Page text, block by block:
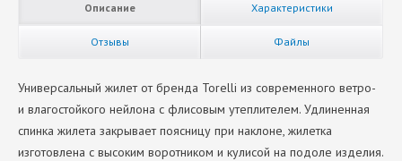
Описание Характеристики
Отзывы Файлы
Универсальный жилет от бренда Torelli из современного ветро-
и влагостойкого нейлона с флисовым утеплителем. Удлиненная
спинка жилета закрывает поясницу при наклоне, жилетка
изготовлена с высоким воротником и кулисой на подоле изделия.